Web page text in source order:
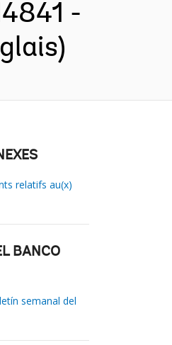
-
relatifs au(x)
BANCO
semanal del